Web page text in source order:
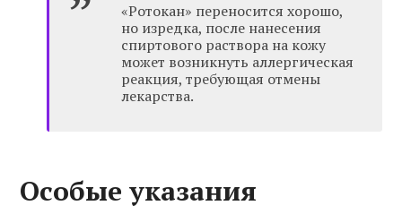
«Ротокан» переносится хорошо,
но изредка, после нанесения
спиртового раствора на кожу
может возникнуть аллергическая
реакция, требующая отмены
лекарства.
Особые указания